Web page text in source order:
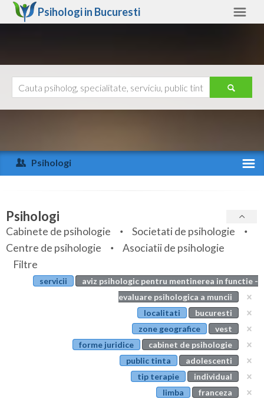
Psihologi in Bucuresti
Arad
Arges
Bihor
Bistrita-Nasaud
Botosani
Ajutor
Psihologi
Specialitati
Servicii
Articole
Evenimente
Psihologi
Cabinete de psihologie
Societati de psihologie
Centre de psihologie
Asociatii de psihologie
Filtre
servicii
aviz psihologic pentru mentinerea in functie -
evaluare psihologica a muncii
localitati
bucuresti
zone geografice
vest
forme juridice
cabinet de psihologie
public tinta
adolescenti
tip terapie
individual
limba
franceza